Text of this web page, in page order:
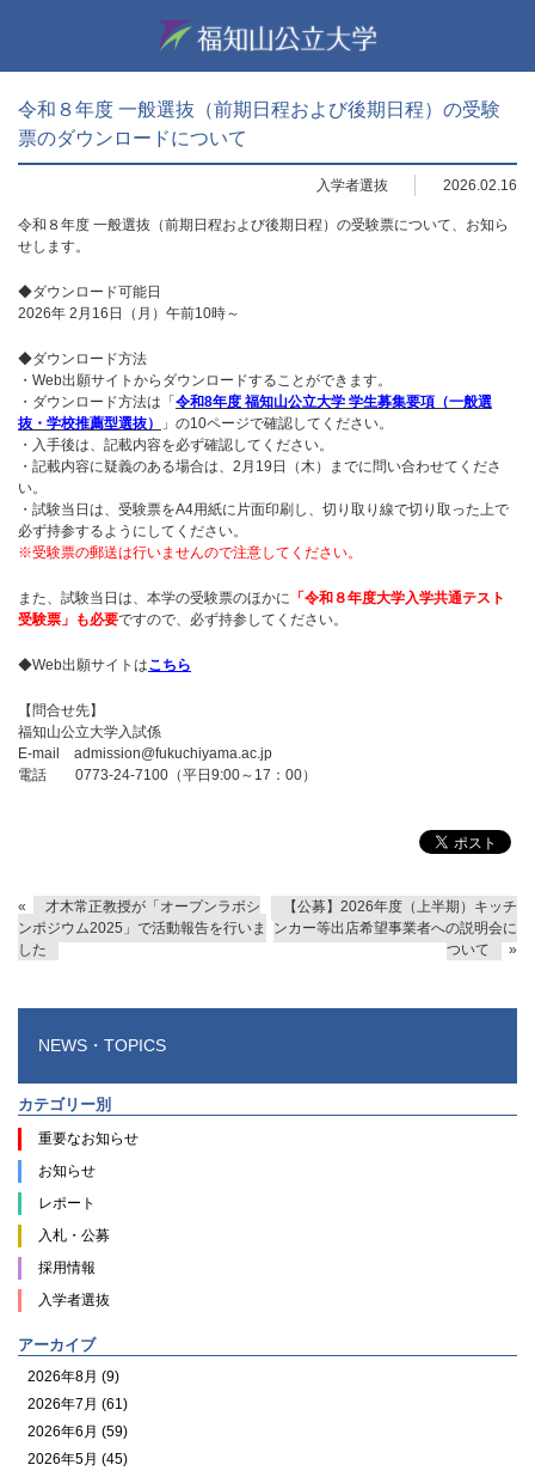
令和８年度 一般選抜（前期日程および後期日程）の受験
票のダウンロードについて
入学者選抜 2026.02.16
令和８年度 一般選抜（前期日程および後期日程）の受験票について、お知ら
せします。
◆ダウンロード可能日
2026年 2月16日（月）午前10時～
◆ダウンロード方法
・Web出願サイトからダウンロードすることができます。
・ダウンロード方法は「 令和8年度 福知山公立大学 学生募集要項（一般選
抜・学校推薦型選抜）
」の10ページで確認してください。
・入手後は、記載内容を必ず確認してください。
・記載内容に疑義のある場合は、2月19日（木）までに問い合わせてくださ
い。
・試験当日は、受験票をA4用紙に片面印刷し、切り取り線で切り取った上で
必ず持参するようにしてください。
※受験票の郵送は行いませんので注意してください。
また、試験当日は、本学の受験票のほかに 「令和８年度大学入学共通テスト
受験票」も必要ですので、必ず持参してください。
◆Web出願サイトはこちら
【問合せ先】
福知山公立大学入試係
E-mail admission@fukuchiyama.ac.jp
電話 0773-24-7100（平日9:00～17：00）
«
才木常正教授が「オープンラボシ
ンポジウム2025」で活動報告を行いま
した
【公募】2026年度（上半期）キッチ
ンカー等出店希望事業者への説明会に
ついて
»
NEWS・TOPICS
カテゴリー別
重要なお知らせ
お知らせ
レポート
入札・公募
採用情報
入学者選抜
アーカイブ
2026年8月 (9)
2026年7月 (61)
2026年6月 (59)
2026年5月 (45)